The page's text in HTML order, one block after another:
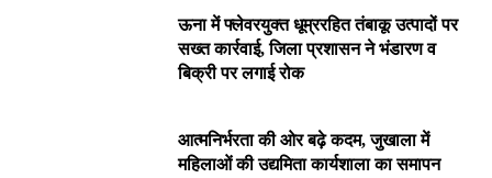
ऊना में फ्लेवरयुक्त धूम्ररहित तंबाकू उत्पादों पर
सख्त कार्रवाई, जिला प्रशासन ने भंडारण व
बिक्री पर लगाई रोक
आत्मनिर्भरता की ओर बढ़े कदम, जुखाला में
महिलाओं की उद्यमिता कार्यशाला का समापन